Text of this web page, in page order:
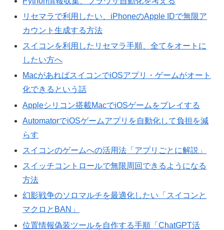
リセマラで利用したい、iPhoneのApple IDで無限ア
カウント生成する方法
スイコンを利用したリセマラ手順、全てをオートに
したい方へ
MacがあればスイコンでiOSアプリ・ゲームがオート
化できるという話
Appleシリコン搭載MacでiOSゲームをプレイする
AutomatorでiOSゲームアプリを自動化して負担を減
らす
スイコンのゲームへの活用法「アプリごとに解説」
スイッチコントロールで無限周回できるようになる
方法
幻影戦争のソロマルチを最適化したい「スイコンと
マクロとBAN」
位置情報偽装ツールを自作する手順「ChatGPT活